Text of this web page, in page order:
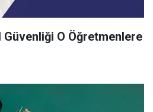
Güvenliği O Öğretmenlere